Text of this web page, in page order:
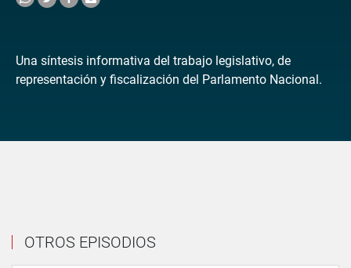
Una síntesis informativa del trabajo legislativo, de
representación y fiscalización del Parlamento Nacional.
OTROS EPISODIOS